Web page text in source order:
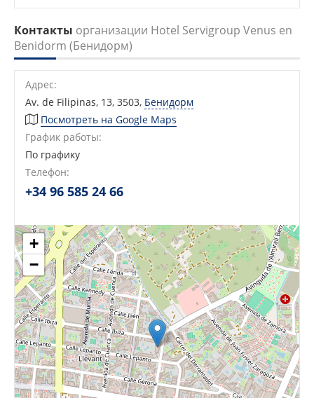
Контакты организации Hotel Servigroup Venus en
Benidorm (Бенидорм)
Адрес:
Av. de Filipinas, 13, 3503, Бенидорм
Посмотреть на Google Maps
График работы:
По графику
Телефон:
+34 96 585 24 66
+
−